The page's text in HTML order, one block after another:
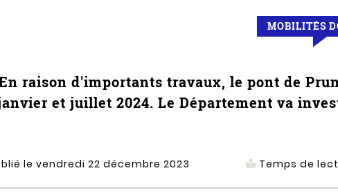
MOBILITÉS
raison d'importants travaux, le pont de
et juillet 2024. Le Département va
le vendredi 22 décembre 2023 Temps de